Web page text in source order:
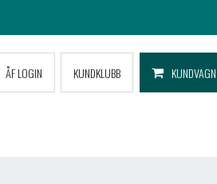
ÅF LOGIN KUNDKLUBB KUNDVAGN